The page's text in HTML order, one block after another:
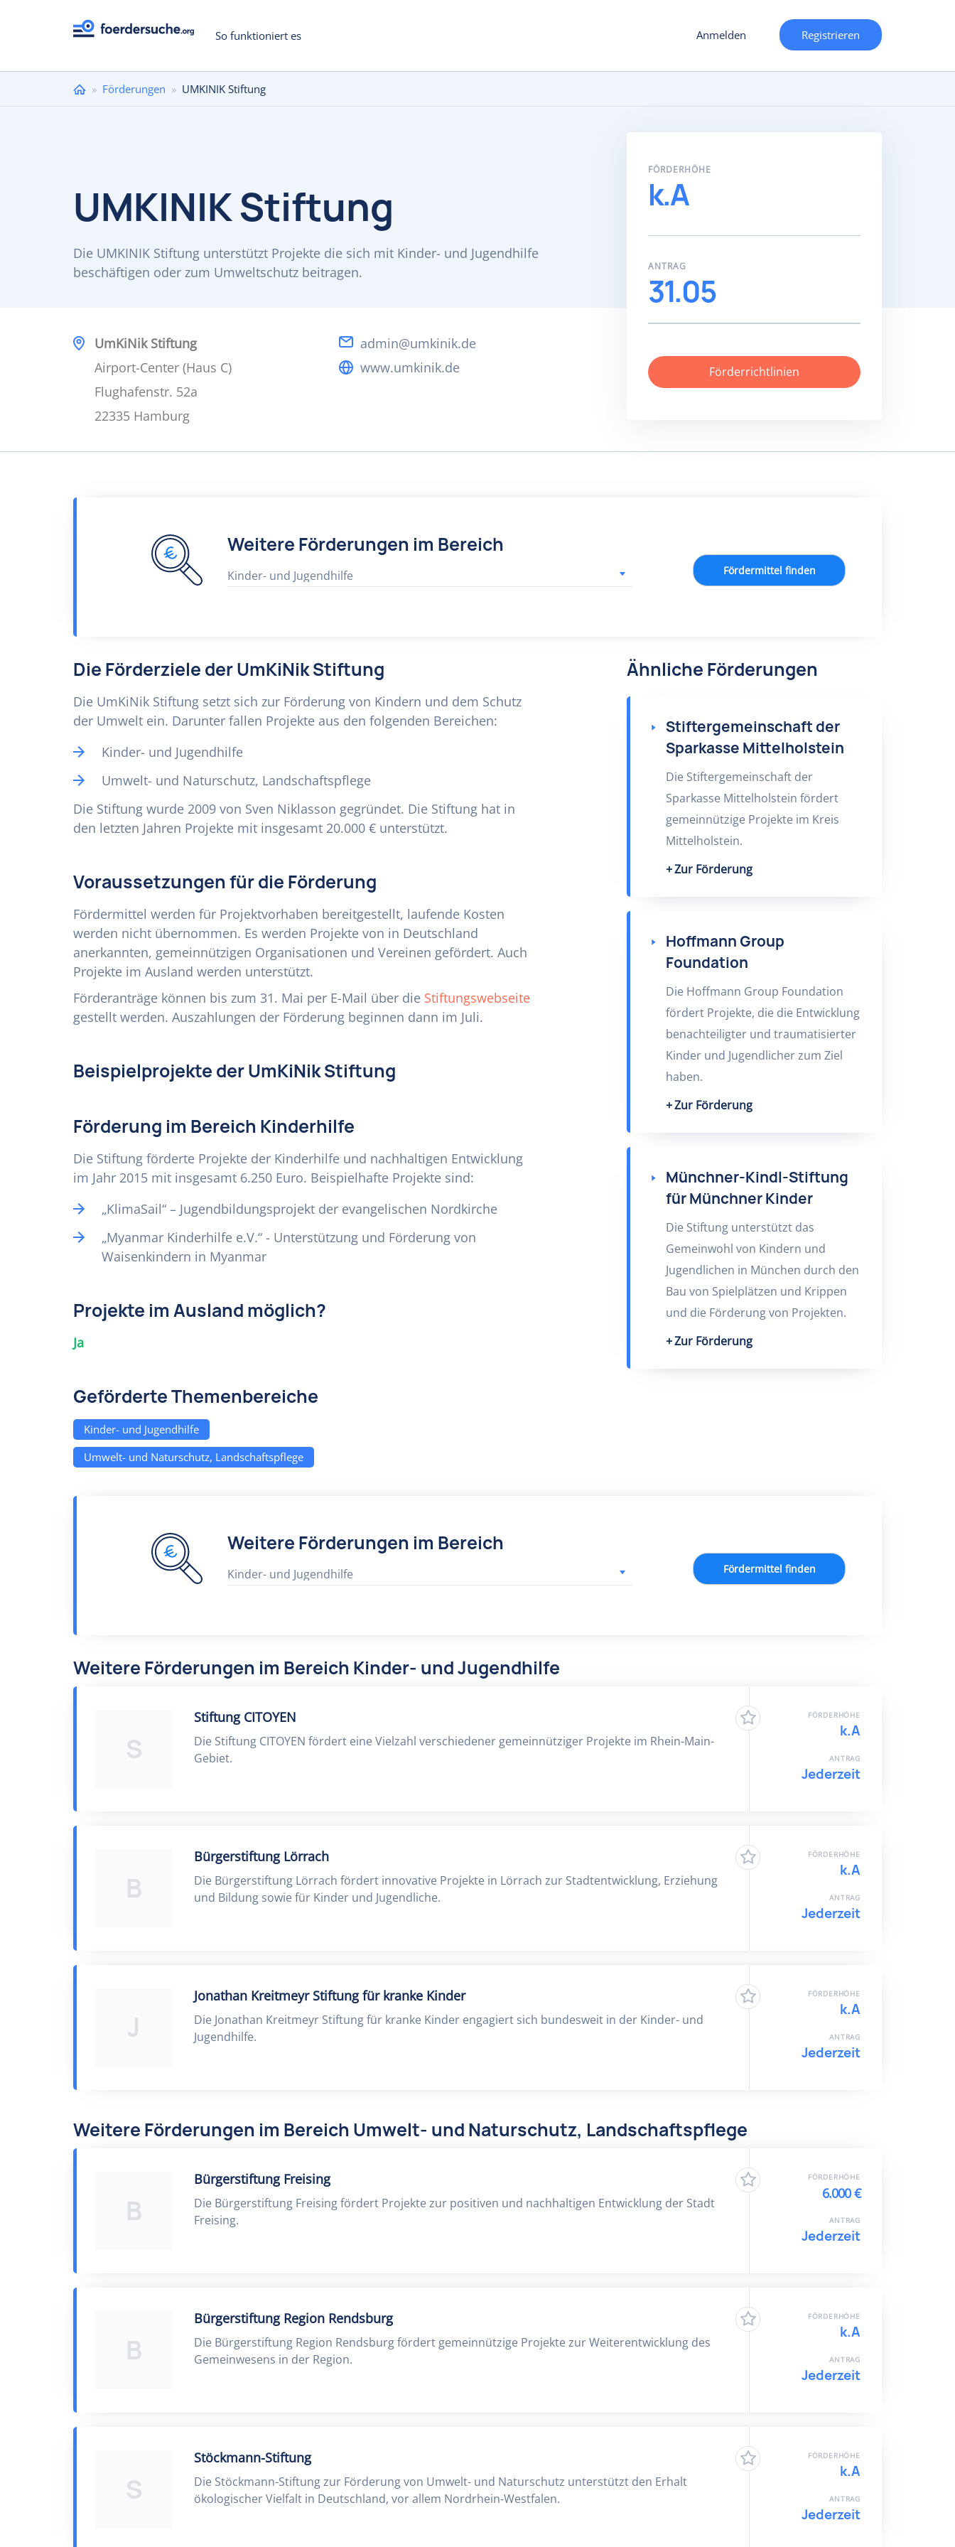
So funktioniert es Anmelden Registrieren
Sie
» Förderungen » UMKINIK Stiftung
UMKINIK Stiftung
Die UMKINIK Stiftung unterstützt Projekte die sich mit Kinder- und Jugendhilfe
beschäftigen oder zum Umweltschutz beitragen.
UmKiNik Stiftung
Airport-Center (Haus C)
Flughafenstr. 52a
22335 Hamburg
admin@umkinik.de
www.umkinik.de
FÖRDERHÖHE
k.A
ANTRAG
31.05
Förderrichtlinien
Weitere Förderungen im Bereich
Kinder- und Jugendhilfe Fördermittel finden
Die Förderziele der UmKiNik Stiftung
Die UmKiNik Stiftung setzt sich zur Förderung von Kindern und dem Schutz
der Umwelt ein. Darunter fallen Projekte aus den folgenden Bereichen:
Kinder- und Jugendhilfe
Umwelt- und Naturschutz, Landschaftspflege
Die Stiftung wurde 2009 von Sven Niklasson gegründet. Die Stiftung hat in
den letzten Jahren Projekte mit insgesamt 20.000 € unterstützt.
Voraussetzungen für die Förderung
Fördermittel werden für Projektvorhaben bereitgestellt, laufende Kosten
werden nicht übernommen. Es werden Projekte von in Deutschland
anerkannten, gemeinnützigen Organisationen und Vereinen gefördert. Auch
Projekte im Ausland werden unterstützt.
Förderanträge können bis zum 31. Mai per E-Mail über die Stiftungswebseite
gestellt werden. Auszahlungen der Förderung beginnen dann im Juli.
Beispielprojekte der UmKiNik Stiftung
Förderung im Bereich Kinderhilfe
Die Stiftung förderte Projekte der Kinderhilfe und nachhaltigen Entwicklung
im Jahr 2015 mit insgesamt 6.250 Euro. Beispielhafte Projekte sind:
„KlimaSail“ – Jugendbildungsprojekt der evangelischen Nordkirche
„Myanmar Kinderhilfe e.V.“ - Unterstützung und Förderung von
Waisenkindern in Myanmar
Projekte im Ausland möglich?
Ja
Geförderte Themenbereiche
Kinder- und Jugendhilfe
Umwelt- und Naturschutz, Landschaftspflege
Ähnliche Förderungen
Stiftergemeinschaft der
Sparkasse Mittelholstein
Die Stiftergemeinschaft der
Sparkasse Mittelholstein fördert
gemeinnützige Projekte im Kreis
Mittelholstein.
Zur Förderung
Hoffmann Group
Foundation
Die Hoffmann Group Foundation
fördert Projekte, die die Entwicklung
benachteiligter und traumatisierter
Kinder und Jugendlicher zum Ziel
haben.
Zur Förderung
Münchner-Kindl-Stiftung
für Münchner Kinder
Die Stiftung unterstützt das
Gemeinwohl von Kindern und
Jugendlichen in München durch den
Bau von Spielplätzen und Krippen
und die Förderung von Projekten.
Zur Förderung
Weitere Förderungen im Bereich
Kinder- und Jugendhilfe Fördermittel finden
Weitere Förderungen im Bereich Kinder- und Jugendhilfe
S
Stiftung CITOYEN
Die Stiftung CITOYEN fördert eine Vielzahl verschiedener gemeinnütziger Projekte im Rhein-Main-
Gebiet.
FÖRDERHÖHE
k.A
ANTRAG
Jederzeit
B
Bürgerstiftung Lörrach
Die Bürgerstiftung Lörrach fördert innovative Projekte in Lörrach zur Stadtentwicklung, Erziehung
und Bildung sowie für Kinder und Jugendliche.
FÖRDERHÖHE
k.A
ANTRAG
Jederzeit
J
Jonathan Kreitmeyr Stiftung für kranke Kinder
Die Jonathan Kreitmeyr Stiftung für kranke Kinder engagiert sich bundesweit in der Kinder- und
Jugendhilfe.
FÖRDERHÖHE
k.A
ANTRAG
Jederzeit
Weitere Förderungen im Bereich Umwelt- und Naturschutz, Landschaftspflege
B
Bürgerstiftung Freising
Die Bürgerstiftung Freising fördert Projekte zur positiven und nachhaltigen Entwicklung der Stadt
Freising.
FÖRDERHÖHE
6.000 €
ANTRAG
Jederzeit
B
Bürgerstiftung Region Rendsburg
Die Bürgerstiftung Region Rendsburg fördert gemeinnützige Projekte zur Weiterentwicklung des
Gemeinwesens in der Region.
FÖRDERHÖHE
k.A
ANTRAG
Jederzeit
S
Stöckmann-Stiftung
Die Stöckmann-Stiftung zur Förderung von Umwelt- und Naturschutz unterstützt den Erhalt
ökologischer Vielfalt in Deutschland, vor allem Nordrhein-Westfalen.
FÖRDERHÖHE
k.A
ANTRAG
Jederzeit